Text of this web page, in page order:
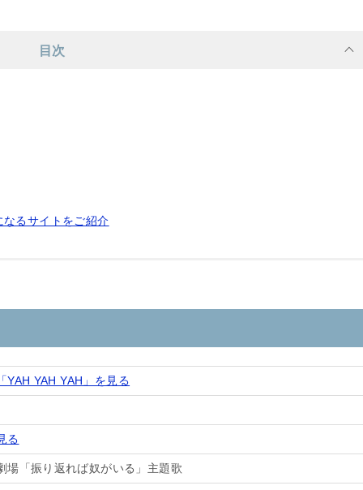
目次
るサイトをご紹介
YAH YAH YAH」を見る
る
場「振り返れば奴がいる」主題歌